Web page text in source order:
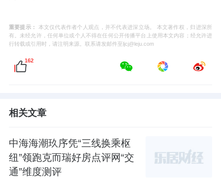
重要提示：
本文仅代表作者个人观点，并不代表进深立场。 本文著作权，归进深所
有。未经允许，任何单位或个人不得在任何公开传播平台上使用本文内容；经允许进
行转载或引用时，请注明来源。联系请发邮件至ljcj@leju.com
162
相关文章
中海海潮玖序凭“三线换乘枢
纽”领跑克而瑞好房点评网“交
通”维度测评